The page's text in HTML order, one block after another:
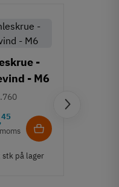
-
- M6
,45
stk på lager